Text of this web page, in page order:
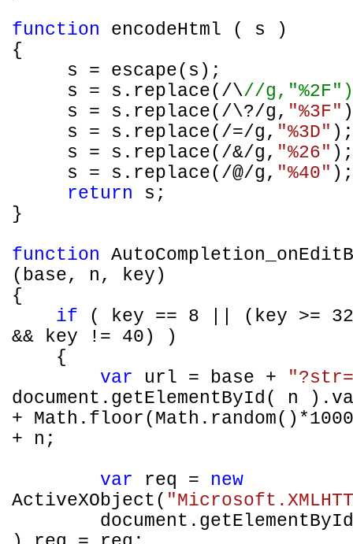
function encodeHtml ( s )
{
s = escape(s);
s = s.replace(/\//
s = s.replace(/\?/g, "%3F"
s = s.replace(/=/g, "%3D" );
s = s.replace(/&/g, "%26" );
s = s.replace(/@/g, "%40" );
return s;
}
function
(base, n, key)
{
if ( key == 8 || (key >=
&& key != 40) )
{
var url = base +
document.getElementById( n
+
+ n;
var req = new
ActiveXObject(